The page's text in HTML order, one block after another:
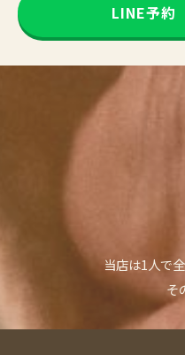
LINE予約
当店は1人で
そ